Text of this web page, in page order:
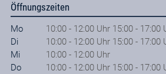
Öffnungszeiten
Mo
10:00 - 12:00 Uhr 15:00 - 17:00
Di
10:00 - 12:00 Uhr 15:00 - 17:00
Mi
10:00 - 12:00 Uhr
Do
10:00 - 12:00 Uhr 15:00 - 17:00